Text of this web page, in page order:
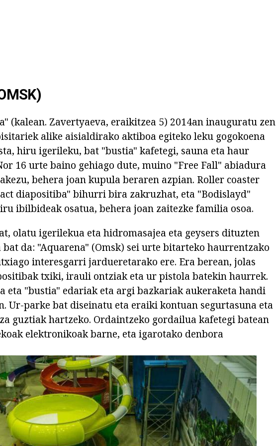
(kalean. Zavertyaeva, eraikitzea 5) 2014an inauguratu zen
alike aisialdirako aktiboa egiteko leku gogokoena
hiru igerileku, bat "bustia" kafetegi, sauna eta haur
16 urte baino gehiago dute, muino "Free Fall" abiadura
behera joan kupula beraren azpian. Roller coaster
diapositiba" bihurri bira zakruzhat, eta "Bodislayd"
ibilbideak osatua, behera joan zaitezke familia osoa.
olatu igerilekua eta hidromasajea eta geysers dituzten
da: "Aquarena" (Omsk) sei urte bitarteko haurrentzako
interesgarri jardueretarako ere. Era berean, jolas
txiki, irauli ontziak eta ur pistola batekin haurrek.
eta "bustia" edariak eta argi bazkariak aukeraketa handi
Ur-parke bat diseinatu eta eraiki kontuan segurtasuna eta
guztiak hartzeko. Ordaintzeko gordailua kafetegi batean
elektronikoak barne, eta igarotako denbora